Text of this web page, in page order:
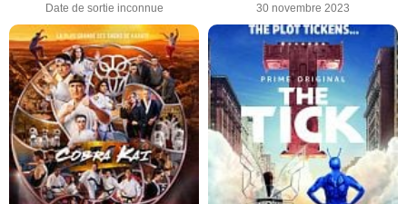
Date de sortie inconnue 30 novembre 2023